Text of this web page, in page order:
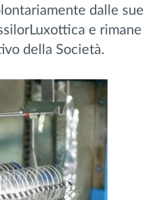
dalle sue
e rimane
della Società.